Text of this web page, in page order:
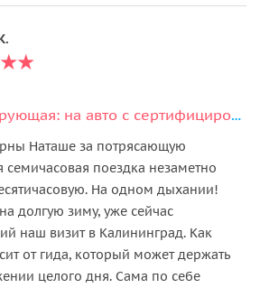
Куршская коса чарующая: на авто с сертифицированным гидом
Наташе за потрясающую
семичасовая поездка незаметно
На одном дыхании!
долгую зиму, уже сейчас
наш визит в Калининград. Как
от гида, который может держать
целого дня. Сама по себе